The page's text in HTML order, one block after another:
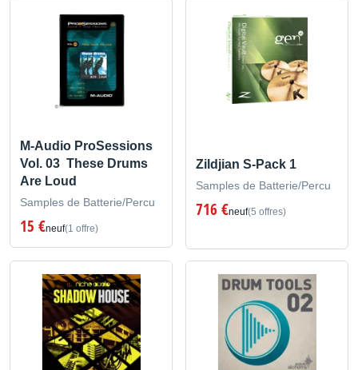
M-Audio ProSessions
Vol. 03  These Drums
Are Loud
Samples de Batterie/Percu
15 €neuf(1 offre)
Zildjian S-Pack 1
Samples de Batterie/Percu
716 €neuf(5 offres)